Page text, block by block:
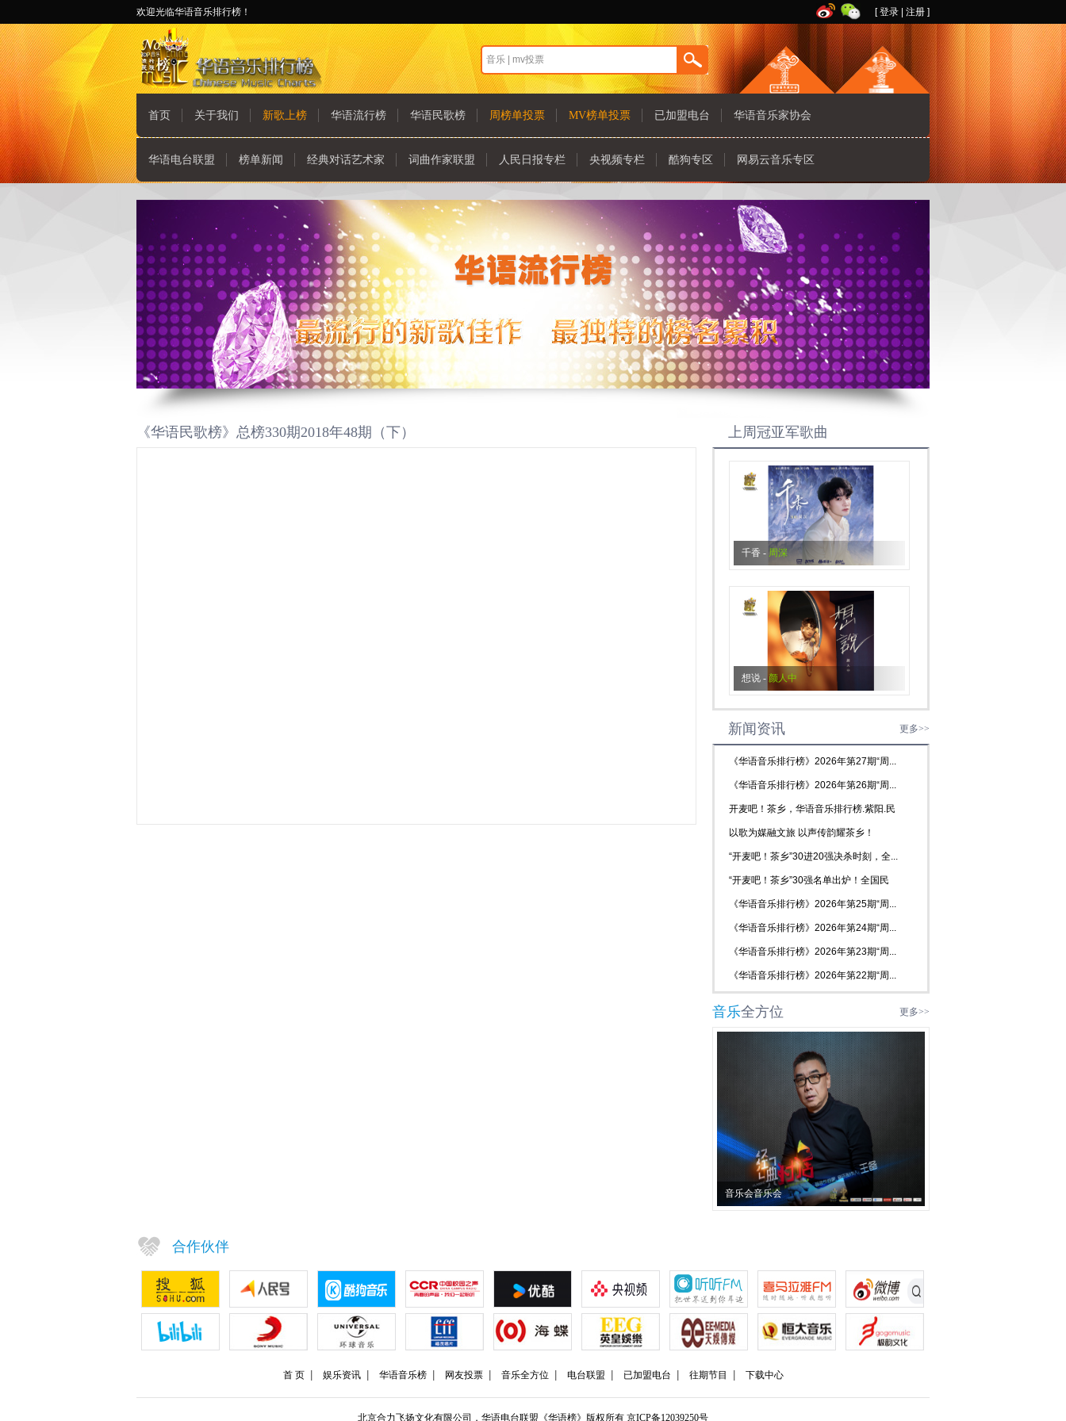
欢迎光临华语音乐排行榜！ [登录 注册 ]
首页 关于我们 新歌上榜 华语流行榜 华语民歌榜 周榜单投票 MV榜单投票 已加盟电台 华语音乐家协会
华语电台联盟 榜单新闻 经典对话艺术家 词曲作家联盟 人民日报专栏 央视频专栏 酷狗专区 网易云音乐专区
《华语民歌榜》总榜330期2018年48期（下） 上周冠亚军歌曲
千香 - 周深
想说 - 颜人中
新闻资讯 更多>>
《华语音乐排行榜》2026年第27期“周...
《华语音乐排行榜》2026年第26期“周...
开麦吧！茶乡，华语音乐排行榜.紫阳.民
歌...
以歌为媒融文旅 以声传韵耀茶乡！
2026...
“开麦吧！茶乡”30进20强决杀时刻，全...
“开麦吧！茶乡”30强名单出炉！全国民
歌...
《华语音乐排行榜》2026年第25期“周...
《华语音乐排行榜》2026年第24期“周...
《华语音乐排行榜》2026年第23期“周...
《华语音乐排行榜》2026年第22期“周...
音乐全方位 更多>>
音乐会音乐会
合作伙伴
首 页 娱乐资讯 华语音乐榜 网友投票 音乐全方位 电台联盟 已加盟电台 往期节目 下载中心
北京合力飞扬文化有限公司，华语电台联盟《华语榜》版权所有 京ICP备12039250号